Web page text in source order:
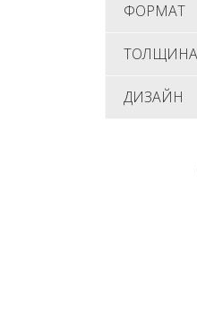
ФОРМАТ
ТОЛЩИНА
ДИЗАЙН